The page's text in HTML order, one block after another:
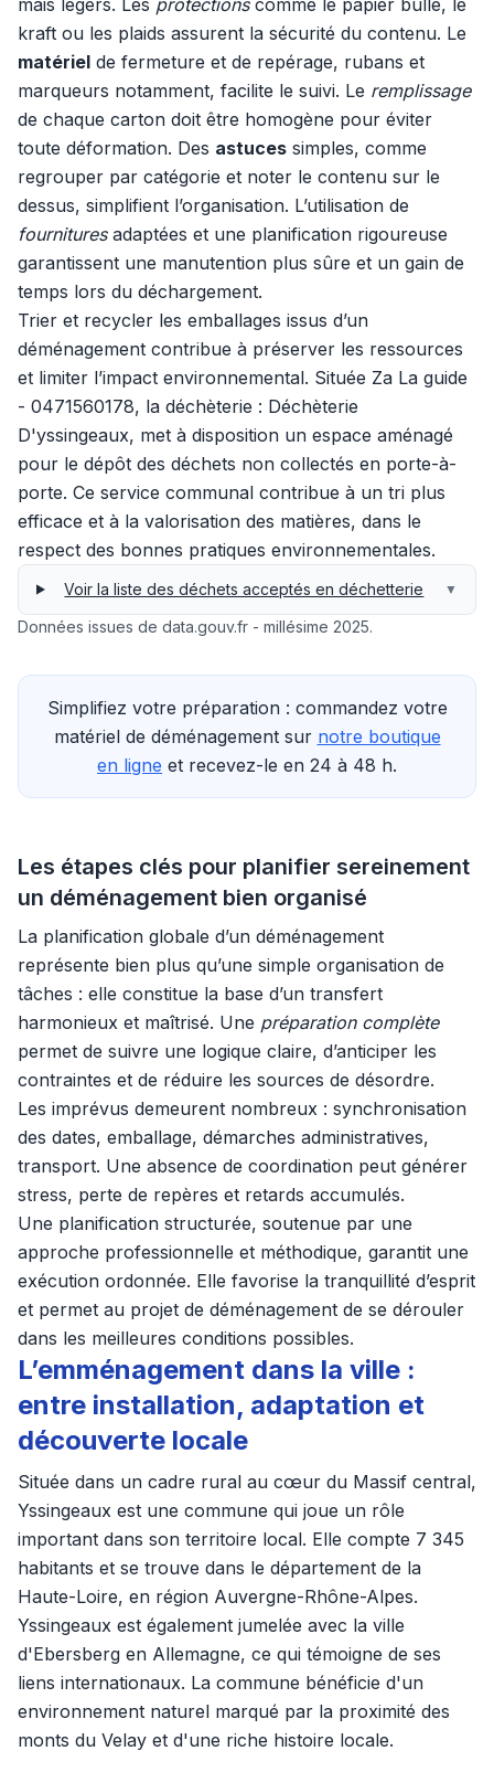
mais légers. Les protectionscomme le papier bulle, le
kraft ou les plaids assurent la sécurité du contenu. Le
matériel de fermeture et de repérage, rubans et
marqueurs notamment, facilite le suivi. Le remplissage
de chaque carton doit être homogène pour éviter
toute déformation. Des astuces simples, comme
regrouper par catégorie et noter le contenu sur le
dessus, simplifient l’organisation. L’utilisation de
fournituresadaptées et une planification rigoureuse
garantissent une manutention plus sûre et un gain de
temps lors du déchargement.
Trier et recycler les emballages issus d’un
déménagement contribue à préserver les ressources
et limiter l’impact environnemental. Située Za La guide
- 0471560178, la déchèterie : Déchèterie
D'yssingeaux, met à disposition un espace aménagé
pour le dépôt des déchets non collectés en porte-à-
porte. Ce service communal contribue à un tri plus
efficace et à la valorisation des matières, dans le
respect des bonnes pratiques environnementales.
Voir la liste des déchets acceptés en déchetterie ▼
Données issues de data.gouv.fr - millésime 2025.
Simplifiez votre préparation : commandez votre
matériel de déménagement sur notre boutique
en ligne et recevez-le en 24 à 48 h.
Les étapes clés pour planifier sereinement
un déménagement bien organisé
La planification globale d’un déménagement
représente bien plus qu’une simple organisation de
tâches : elle constitue la base d’un transfert
harmonieux et maîtrisé. Une préparation complète
permet de suivre une logique claire, d’anticiper les
contraintes et de réduire les sources de désordre.
Les imprévus demeurent nombreux : synchronisation
des dates, emballage, démarches administratives,
transport. Une absence de coordination peut générer
stress, perte de repères et retards accumulés.
Une planification structurée, soutenue par une
approche professionnelle et méthodique, garantit une
exécution ordonnée. Elle favorise la tranquillité d’esprit
et permet au projet de déménagement de se dérouler
dans les meilleures conditions possibles.
L’emménagement dans la ville :
entre installation, adaptation et
découverte locale
Située dans un cadre rural au cœur du Massif central,
Yssingeaux est une commune qui joue un rôle
important dans son territoire local. Elle compte 7 345
habitants et se trouve dans le département de la
Haute-Loire, en région Auvergne-Rhône-Alpes.
Yssingeaux est également jumelée avec la ville
d'Ebersberg en Allemagne, ce qui témoigne de ses
liens internationaux. La commune bénéficie d'un
environnement naturel marqué par la proximité des
monts du Velay et d'une riche histoire locale.